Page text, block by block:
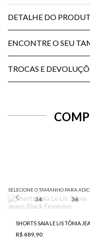
DETALHE DO
ENCONTRE O SEU
TROCAS E
SELECIONE O TAMANHO PARA
34 36
R$ 489,90